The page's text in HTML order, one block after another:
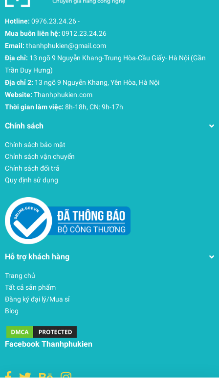
Hotline: 0976.23.24.26-
Mua buôn liên hệ: 0912.23.24.26
Email: thanhphukien@gmail.com
Địa chỉ: 13 ngõ 9 Nguyễn Khang-Trung Hòa-Cầu Giấy- Hà Nội (Gần
Trần Duy Hưng)
Địa chỉ 2: 13 ngõ 9 Nguyễn Khang, Yên Hòa, Hà Nội
Website: Thanhphukien.com
Thời gian làm việc: 8h-18h, CN: 9h-17h
Chính sách
Chính sách bảo mật
Chính sách vận chuyển
Chính sách đổi trả
Quy định sử dụng
Hỗ trợ khách hàng
Trang chủ
Tất cả sản phẩm
Đăng ký đại lý/Mua sỉ
Blog
Facebook Thanhphukien